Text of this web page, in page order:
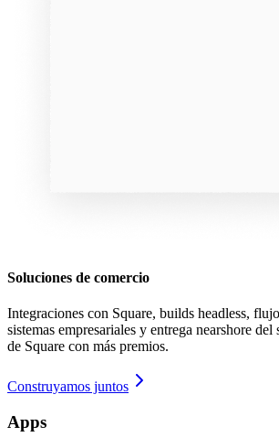
Soluciones de comercio
Integraciones con Square, builds headless,
sistemas empresariales y entrega nearshore
de Square con más premios.
Construyamos juntos
Apps